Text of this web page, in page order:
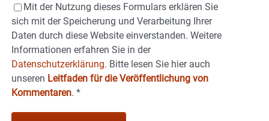
Mit der Nutzung dieses Formulars erklären Sie
sich mit der Speicherung und Verarbeitung Ihrer
Daten durch diese Website einverstanden. Weitere
Informationen erfahren Sie in der
Datenschutzerklärung. Bitte lesen Sie hier auch
unseren Leitfaden für die Veröffentlichung von
Kommentaren. *